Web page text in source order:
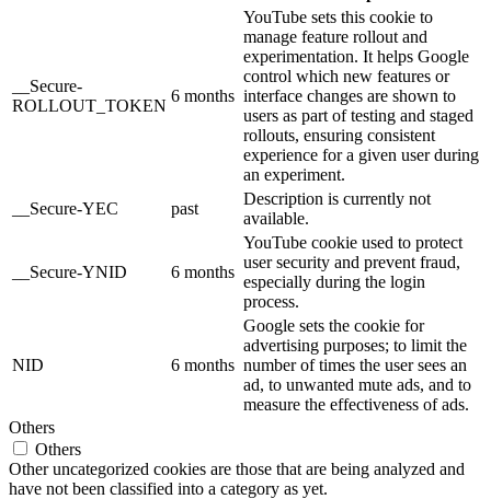
__Secure-
ROLLOUT_TOKEN
6 months
YouTube sets this cookie to
manage feature rollout and
experimentation. It helps Google
control which new features or
interface changes are shown to
users as part of testing and staged
rollouts, ensuring consistent
experience for a given user during
an experiment.
__Secure-YEC
past
Description is currently not
available.
__Secure-YNID 6 months
YouTube cookie used to protect
user security and prevent fraud,
especially during the login
process.
NID 6 months
Google sets the cookie for
advertising purposes; to limit the
number of times the user sees an
ad, to unwanted mute ads, and to
measure the effectiveness of ads.
Others
Others
Other uncategorized cookies are those that are being analyzed and
have not been classified into a category as yet.